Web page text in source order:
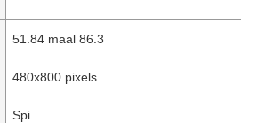
51.84 maal 86.3
480x800 pixels
Spi